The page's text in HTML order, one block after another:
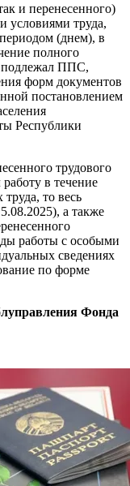
и перенесенного)
условиями труда,
(днем), в
полного
подлежал ППС,
форм документов
постановлением
Республики
трудового
в течение
то весь
а также
работы с особыми
сведениях
по форме
Фонда